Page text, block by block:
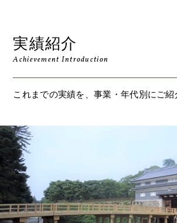
実績紹介
Achievement Introduction
これまでの実績を、事業・年代別にご紹